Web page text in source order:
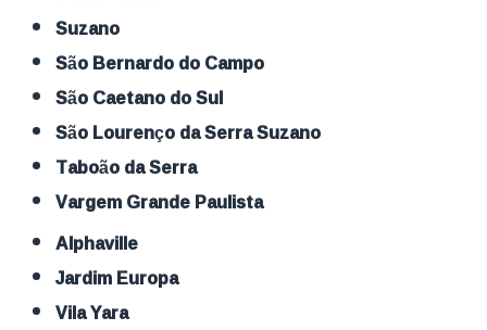
Suzano
São Bernardo do Campo
São Caetano do Sul
São Lourenço da Serra Suzano
Taboão da Serra
Vargem Grande Paulista
Alphaville
Jardim Europa
Vila Yara